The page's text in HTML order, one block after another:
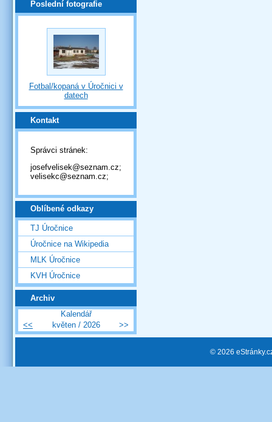
Poslední fotografie
Fotbal/kopaná v Úročnici v
datech
Kontakt
Správci stránek:
josefvelisek@seznam.cz;
velisekc@seznam.cz;
Oblíbené odkazy
TJ Úročnice
Úročnice na Wikipedia
MLK Úročnice
KVH Úročnice
Archiv
Kalendář
<<
květen / 2026 >>
© 2026